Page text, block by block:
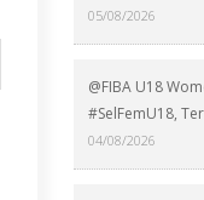
05/08/2026
@FIBA U18
#SelFemU18,
04/08/2026